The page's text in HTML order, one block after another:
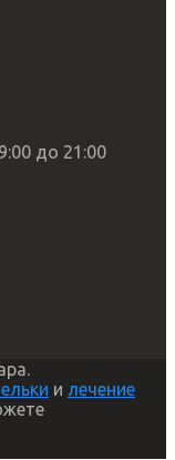
до 21:00
и лечение